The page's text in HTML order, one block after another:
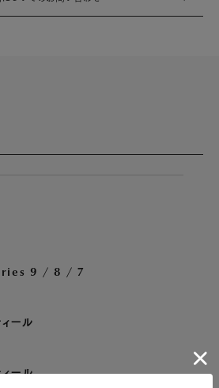
9 / 8 / 7
ール
ール